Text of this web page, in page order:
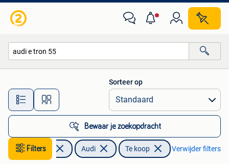
Alle afstanden…
Sorteer op
Bewaar je zoekopdracht
Filters
Auto's Audi Te koop Verwijder filters